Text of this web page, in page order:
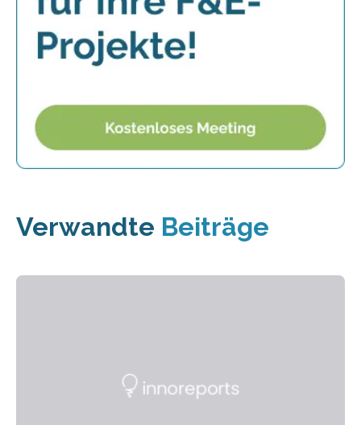
Verwandte Beiträge